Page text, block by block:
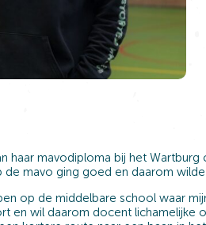
haar mavodiploma bij het
mavo ging goed en daarom
op de middelbare school waar
en wil daarom docent